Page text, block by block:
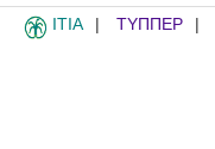
ITIA ΤΥΠΠΕΡ